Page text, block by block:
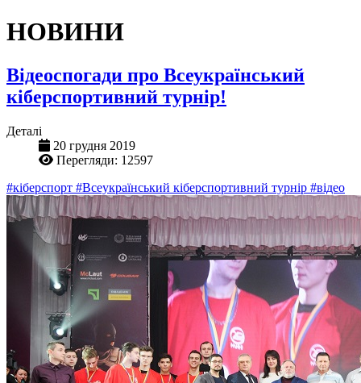
НОВИНИ
Відеоспогади про Всеукраїнський
кіберспортивний турнір!
Деталі
20 грудня 2019
Перегляди: 12597
#кіберспорт #Всеукраїнський кіберспортивний турнір #відео